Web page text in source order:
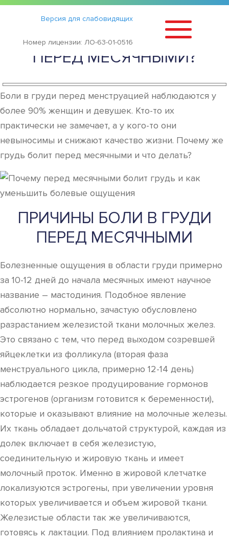
Версия для слабовидящих
Номер лицензии: ЛО-63-01-0516
Статьи ›
ПОЧЕМУ БОЛИТ ГРУДЬ
ПЕРЕД МЕСЯЧНЫМИ?
Боли в груди перед менструацией наблюдаются у
более 90% женщин и девушек. Кто-то их
практически не замечает, а у кого-то они
невыносимы и снижают качество жизни. Почему же
грудь болит перед месячными и что делать?
ПРИЧИНЫ БОЛИ В ГРУДИ
ПЕРЕД МЕСЯЧНЫМИ
Болезненные ощущения в области груди примерно
за 10-12 дней до начала месячных имеют научное
название – мастодиния. Подобное явление
абсолютно нормально, зачастую обусловлено
разрастанием железистой ткани молочных желез.
Это связано с тем, что перед выходом созревшей
яйцеклетки из фолликула (вторая фаза
менструального цикла, примерно 12-14 день)
наблюдается резкое продуцирование гормонов
эстрогенов (организм готовится к беременности),
которые и оказывают влияние на молочные железы.
Их ткань обладает дольчатой структурой, каждая из
долек включает в себя железистую,
соединительную и жировую ткань и имеет
молочный проток. Именно в жировой клетчатке
локализуются эстрогены, при увеличении уровня
которых увеличивается и объем жировой ткани.
Железистые области так же увеличиваются,
готовясь к лактации. Под влиянием пролактина и